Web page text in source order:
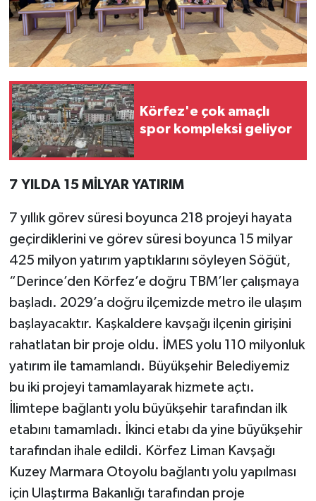
Körfez'e çok amaçlı
spor kompleksi geliyor
7 YILDA 15 MİLYAR YATIRIM
7 yıllık görev süresi boyunca 218 projeyi hayata
geçirdiklerini ve görev süresi boyunca 15 milyar
425 milyon yatırım yaptıklarını söyleyen Söğüt,
“Derince’den Körfez’e doğru TBM’ler çalışmaya
başladı. 2029’a doğru ilçemizde metro ile ulaşım
başlayacaktır. Kaşkaldere kavşağı ilçenin girişini
rahatlatan bir proje oldu. İMES yolu 110 milyonluk
yatırım ile tamamlandı. Büyükşehir Belediyemiz
bu iki projeyi tamamlayarak hizmete açtı.
İlimtepe bağlantı yolu büyükşehir tarafından ilk
etabını tamamladı. İkinci etabı da yine büyükşehir
tarafından ihale edildi. Körfez Liman Kavşağı
Kuzey Marmara Otoyolu bağlantı yolu yapılması
için Ulaştırma Bakanlığı tarafından proje